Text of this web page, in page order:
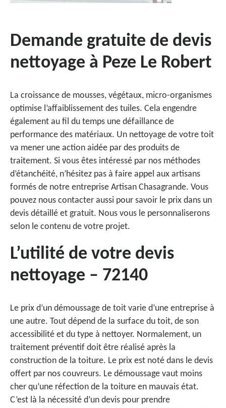
Demande gratuite de devis
nettoyage à Peze Le Robert
La croissance de mousses, végétaux, micro-organismes
optimise l’affaiblissement des tuiles. Cela engendre
également au fil du temps une défaillance de
performance des matériaux. Un nettoyage de votre toit
va mener une action aidée par des produits de
traitement. Si vous êtes intéressé par nos méthodes
d’étanchéité, n’hésitez pas à faire appel aux artisans
formés de notre entreprise Artisan Chasagrande. Vous
pouvez nous contacter aussi pour savoir le prix dans un
devis détaillé et gratuit. Nous vous le personnaliserons
selon le contenu de votre projet.
L’utilité de votre devis
nettoyage – 72140
Le prix d’un démoussage de toit varie d’une entreprise à
une autre. Tout dépend de la surface du toit, de son
accessibilité et du type à nettoyer. Normalement, un
traitement préventif doit être réalisé après la
construction de la toiture. Le prix est noté dans le devis
offert par nos couvreurs. Le démoussage vaut moins
cher qu’une réfection de la toiture en mauvais état.
C’est là la nécessité d’un devis pour prendre